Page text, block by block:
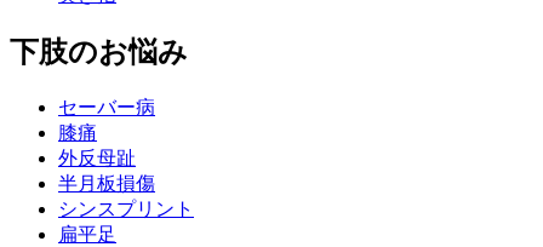
下肢のお悩み
セーバー病
膝痛
外反母趾
半月板損傷
シンスプリント
扁平足